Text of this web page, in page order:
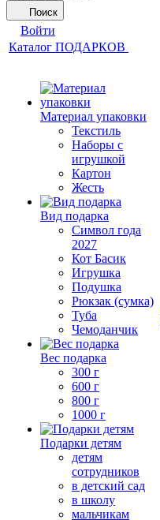
Поиск
Войти
Каталог ПОДАРКОВ
Материал упаковки
Текстиль
Наборы с
игрушкой
Картон
Жесть
Вид подарка
Символ года
2027
Кот Басик
Игрушка
Подушка
Рюкзак (сумка)
Туба
Чемоданчик
Вес подарка
300 г
600 г
800 г
1000 г
Подарки детям
детям
сотрудников
в детский сад
в школу
мальчикам